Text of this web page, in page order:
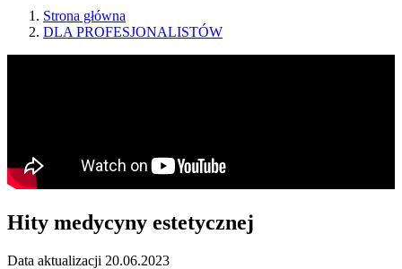
Strona główna
DLA PROFESJONALISTÓW
Hity medycyny estetycznej
Data aktualizacji 20.06.2023